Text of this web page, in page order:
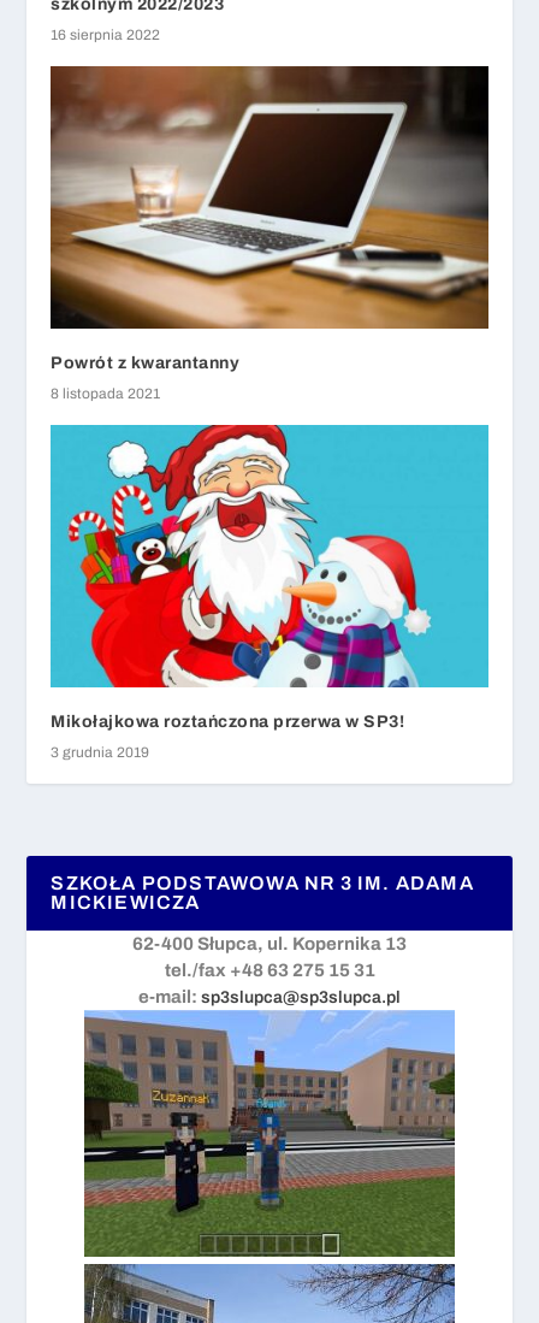
szkolnym 2022/2023
16 sierpnia 2022
Powrót z kwarantanny
8 listopada 2021
Mikołajkowa roztańczona przerwa w SP3!
3 grudnia 2019
SZKOŁA PODSTAWOWA NR 3 IM. ADAMA
MICKIEWICZA
62-400 Słupca, ul. Kopernika 13
tel./fax +48 63 275 15 31
e-mail: sp3slupca@sp3slupca.pl